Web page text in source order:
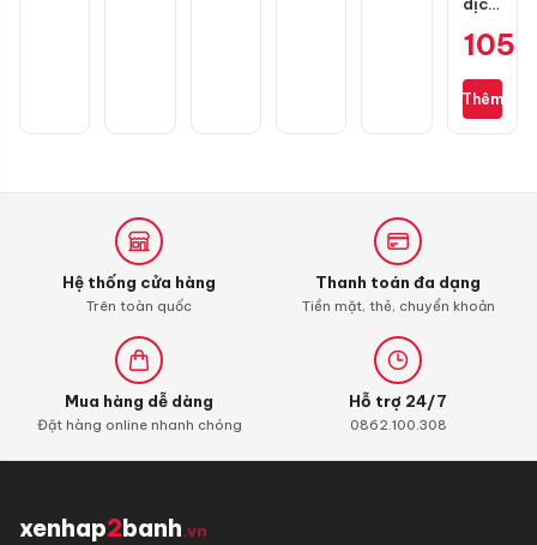
sinh
đốt
Liqui
Thêm
Hệ thống cửa hàng
Trên toàn quốc
Thanh toán đa dạng
Tiền mặt, thẻ, chuyển khoản
Mua hàng dễ dàng
Đặt hàng online nhanh chóng
Hỗ trợ 24/7
0862.100.308
xenhap2banh.vn